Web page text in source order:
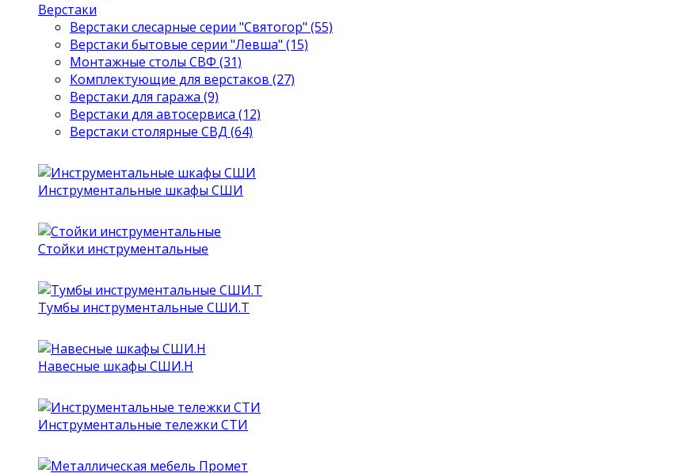
Верстаки
Верстаки слесарные серии "Святогор" (55)
Верстаки бытовые серии "Левша" (15)
Монтажные столы СВФ (31)
Комплектующие для верстаков (27)
Верстаки для гаража (9)
Верстаки для автосервиса (12)
Верстаки столярные СВД (64)
Инструментальные шкафы СШИ
Стойки инструментальные
Тумбы инструментальные СШИ.Т
Навесные шкафы СШИ.Н
Инструментальные тележки СТИ